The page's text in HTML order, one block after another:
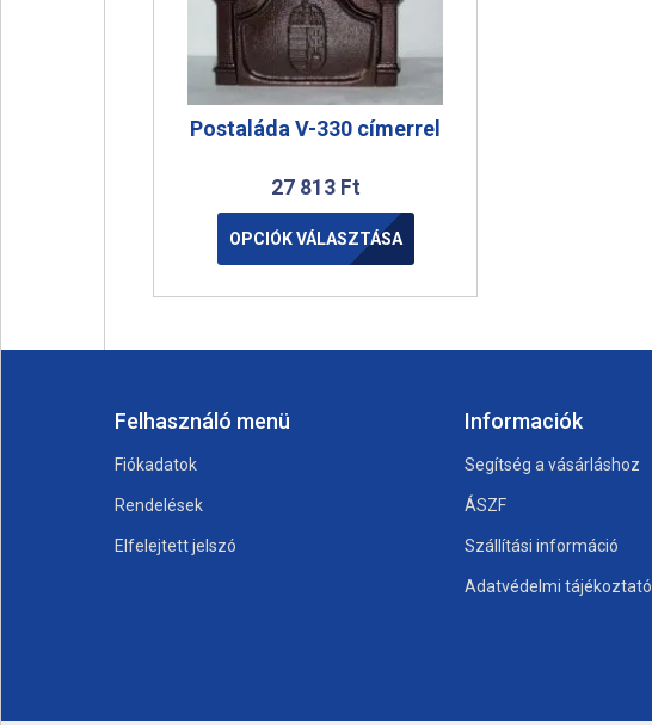
Postaláda V-330 címerrel
27 813 Ft
OPCIÓK VÁLASZTÁSA
Felhasználó menü
Fiókadatok
Rendelések
Elfelejtett jelszó
Informaciók
Segítség a vásárláshoz
ÁSZF
Szállítási információ
Adatvédelmi tájékoztató